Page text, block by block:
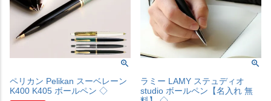
ペリカン Pelikan スーベレーン
K400 K405 ボールペン ◇
ラミー LAMY ステュディオ
studio ボールペン【名入れ 無